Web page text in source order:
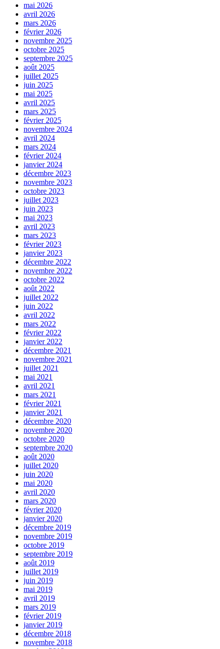
mai 2026
avril 2026
mars 2026
février 2026
novembre 2025
octobre 2025
septembre 2025
août 2025
juillet 2025
juin 2025
mai 2025
avril 2025
mars 2025
février 2025
novembre 2024
avril 2024
mars 2024
février 2024
janvier 2024
décembre 2023
novembre 2023
octobre 2023
juillet 2023
juin 2023
mai 2023
avril 2023
mars 2023
février 2023
janvier 2023
décembre 2022
novembre 2022
octobre 2022
août 2022
juillet 2022
juin 2022
avril 2022
mars 2022
février 2022
janvier 2022
décembre 2021
novembre 2021
juillet 2021
mai 2021
avril 2021
mars 2021
février 2021
janvier 2021
décembre 2020
novembre 2020
octobre 2020
septembre 2020
août 2020
juillet 2020
juin 2020
mai 2020
avril 2020
mars 2020
février 2020
janvier 2020
décembre 2019
novembre 2019
octobre 2019
septembre 2019
août 2019
juillet 2019
juin 2019
mai 2019
avril 2019
mars 2019
février 2019
janvier 2019
décembre 2018
novembre 2018